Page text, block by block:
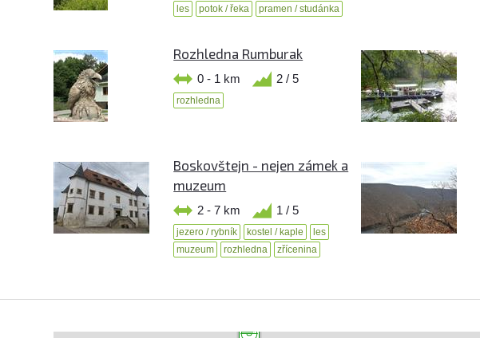
les potok / řeka pramen / studánka
Rozhledna Rumburak
0 - 1 km 2 / 5
rozhledna
Boskovštejn - nejen zámek a
muzeum
2 - 7 km 1 / 5
jezero / rybník kostel / kaple
les
muzeum
rozhledna zřícenina